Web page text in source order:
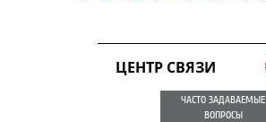
ЦЕНТР СВЯЗИ
ЧАСТО ЗАДАВАЕМЫЕ
ВОПРОСЫ